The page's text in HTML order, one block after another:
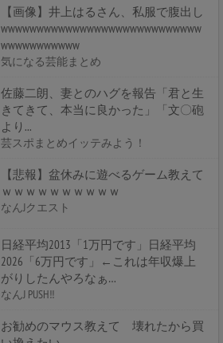
【画像】井上はるさん、私服で腹出し
wwwwwwwwwwwwwwwwwwwwwwwwwwww
wwwwwwwwwww
気になる芸能まとめ
佐藤二朗、妻とのハグを報告「君と生
きてきて、本当に良かった」「文〇砲
より...
芸スポまとめイッテみよう！
【悲報】盆休みに遊べるゲーム教えて
ｗｗｗｗｗｗｗｗｗｗ
なんJクエスト
日経平均2013「1万円です」日経平均
2026「6万円です」←これは年収爆上
がりしたんやろなぁ…
なんJ PUSH!!
お勧めのマウス教えて 壊れたから買